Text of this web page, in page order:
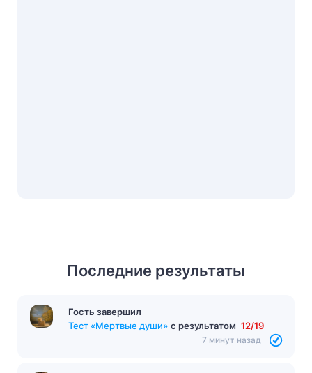
Последние результаты
Гость завершил
Тест «Мертвые души» с результатом 12/19
7 минут назад